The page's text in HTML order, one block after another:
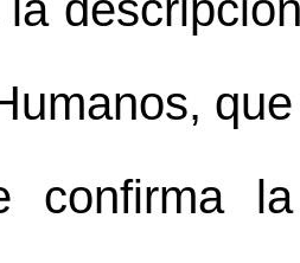
confirma